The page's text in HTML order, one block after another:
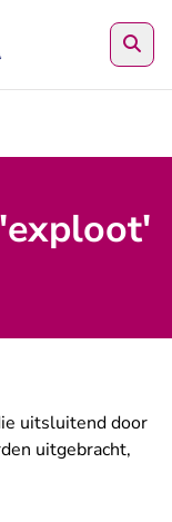
uitsluitend door
uitgebracht,